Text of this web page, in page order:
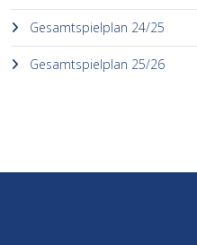
Gesamtspielplan 24/25
Gesamtspielplan 25/26